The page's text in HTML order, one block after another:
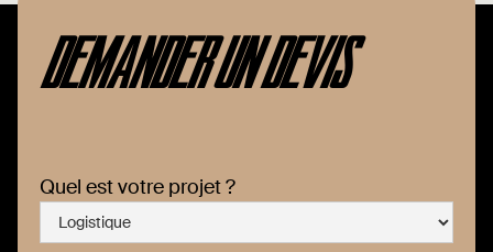
DEMANDER UN DEVIS
Quel est votre projet ?